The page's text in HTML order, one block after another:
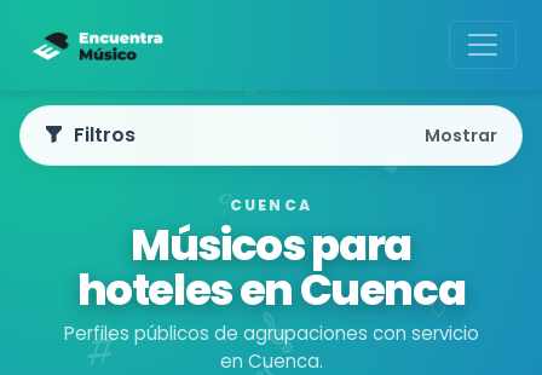
CUENCA
Músicos para
hoteles en Cuenca
Perfiles públicos de agrupaciones con servicio
en Cuenca.
Filtros Mostrar